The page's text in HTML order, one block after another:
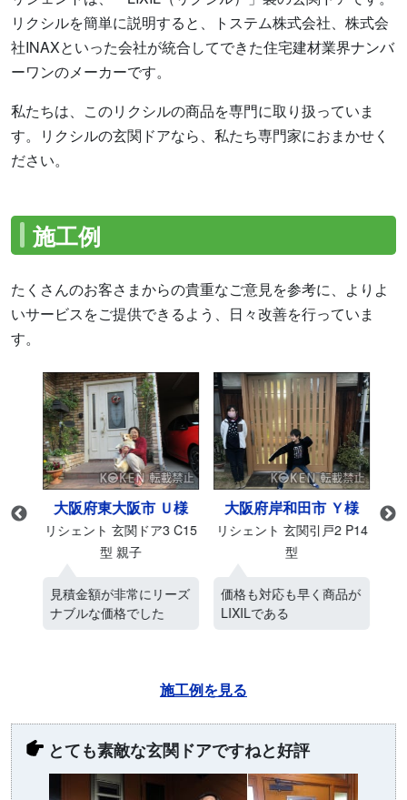
リクシルを簡単に説明すると、トステム株式会社、株式会
社INAXといった会社が統合してできた住宅建材業界ナンバ
ーワンのメーカーです。
私たちは、このリクシルの商品を専門に取り扱っていま
す。リクシルの玄関ドアなら、私たち専門家におまかせく
ださい。
施工例
たくさんのお客さまからの貴重なご意見を参考に、よりよ
いサービスをご提供できるよう、日々改善を行っていま
す。
大阪府東大阪市 Ｕ様
リシェント 玄関ドア3 C15
型 親子
見積金額が非常にリーズ
ナブルな価格でした
大阪府岸和田市 Ｙ様
リシェント 玄関引戸2 P14
型
価格も対応も早く商品が
LIXILである
施工例を見る
とても素敵な玄関ドアですねと好評